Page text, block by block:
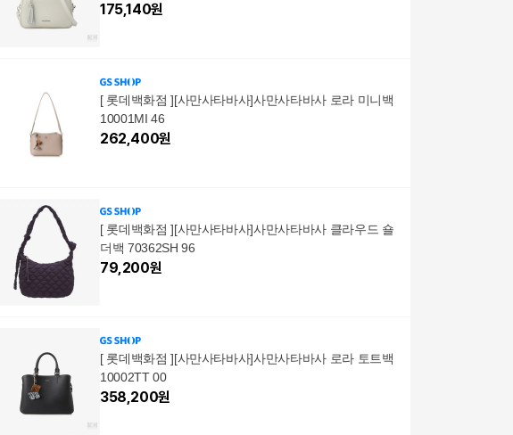
175,140원
[ 롯데백화점 ][사만사타바사]사만사타바사 로라 미니백
10001MI 46
262,400원
[ 롯데백화점 ][사만사타바사]사만사타바사 클라우드 숄
더백 70362SH 96
79,200원
[ 롯데백화점 ][사만사타바사]사만사타바사 로라 토트백
10002TT 00
358,200원